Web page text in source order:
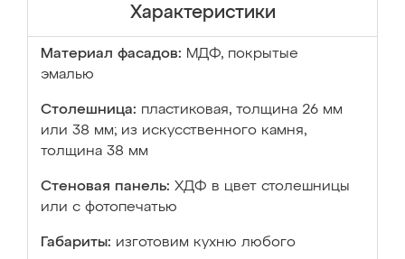
Характеристики
Материал фасадов: МДФ, покрытые
эмалью
Столешница: пластиковая, толщина 26 мм
или 38 мм; из искусственного камня,
толщина 38 мм
Стеновая панель: ХДФ в цвет столешницы
или с фотопечатью
Габариты: изготовим кухню любого